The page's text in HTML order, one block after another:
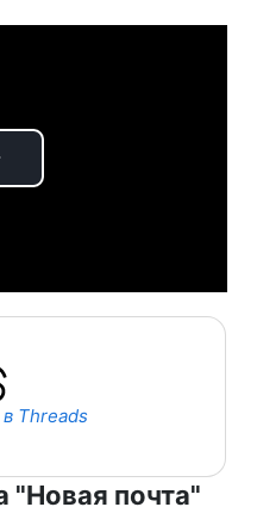
Threads
"Новая почта"